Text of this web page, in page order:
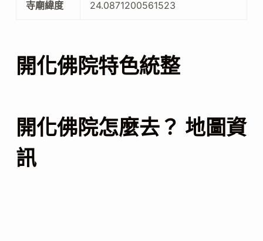
寺廟緯度 24.0871200561523
開化佛院特色統整
開化佛院怎麼去？ 地圖資
訊